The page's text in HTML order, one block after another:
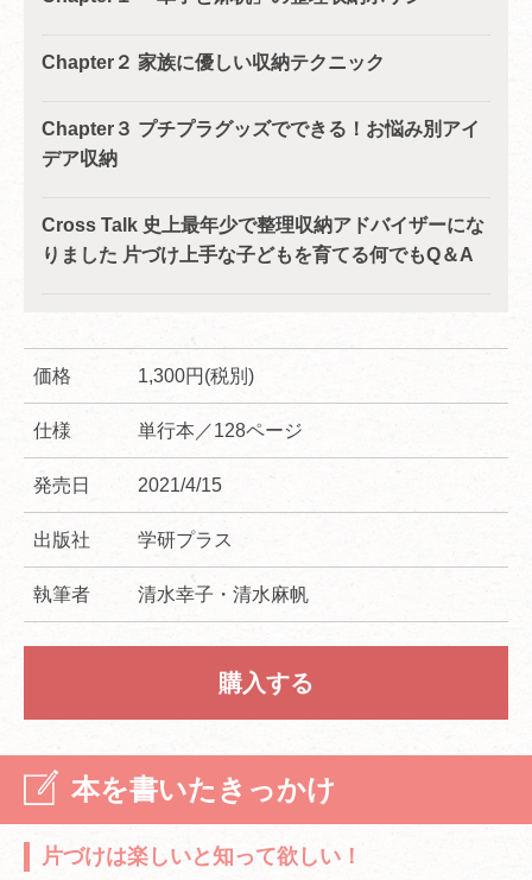
Chapter２ 家族に優しい収納テクニック
Chapter３ プチプラグッズでできる！お悩み別アイ
デア収納
Cross Talk 史上最年少で整理収納アドバイザーにな
りました 片づけ上手な子どもを育てる何でもQ＆A
価格 1,300円(税別)
仕様 単行本／128ページ
発売日 2021/4/15
出版社 学研プラス
執筆者 清水幸子・清水麻帆
購入する
本を書いたきっかけ
片づけは楽しいと知って欲しい！